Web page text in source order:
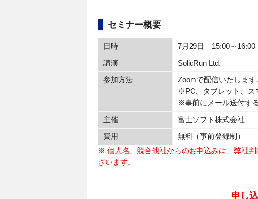
セミナー概要
日時 7月29日 15:00～16:00
講演 SolidRun Ltd.
参加方法
Zoomで配信いたします
※PC、タブレット、ス
※事前にメール送付す
主催 富士ソフト株式会社
費用
無料（事前登録制）
※ 個人名、競合他社からのお申込みは、弊社
ざいます。
申し